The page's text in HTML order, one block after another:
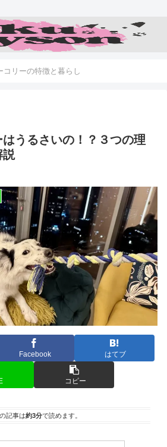
コリーの特徴と暮らし
うるさいの！？３つの理
説
Facebook はてブ
コピー
記事は約3分で読めます。